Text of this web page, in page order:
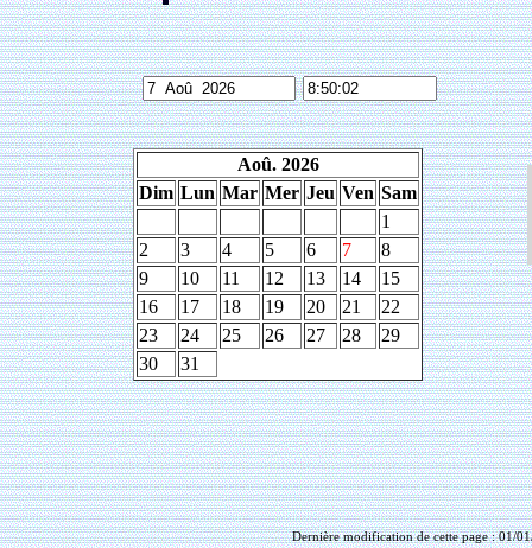
Dernière modification de cette page : 01/
Aoû. 2026
Dim Lun Mar Mer Jeu Ven Sam
1
2
3 4 5 6 7
8
9
10 11 12 13 14
15
16
17 18 19 20 21
22
23
24 25 26 27 28
29
30
31